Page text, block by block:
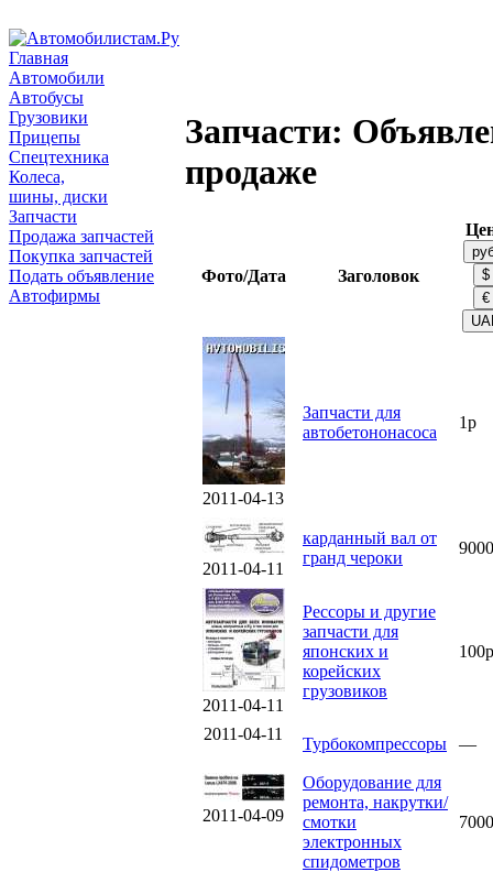
Главная
Автомобили
Автобусы
Грузовики
Прицепы
Спецтехника
Колеса,
шины, диски
Запчасти
Продажа запчастей
Покупка запчастей
Подать объявление
Автофирмы
Запчасти:
продаже
Фото/Дата Заголовок
2011-04-13
Запчасти для
автобетононасоса
1р
2011-04-11
карданный вал от
гранд чероки
2011-04-11
Рессоры и другие
запчасти для
японских и
корейских
грузовиков
100р
2011-04-11
Турбокомпрессоры —
2011-04-09
Оборудование для
ремонта, накрутки/
смотки
электронных
спидометров